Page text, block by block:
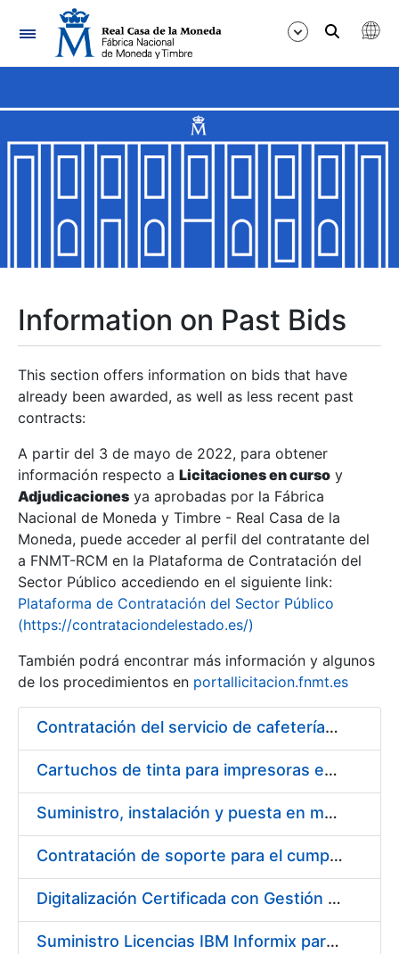
Navigation
Show/Hide
Show/Hide
Show/Hide
Show/Hide
Show/Hide
Show/Hide
Information on Past Bids
This section offers information on bids that have
already been awarded, as well as less recent past
contracts:
A partir del 3 de mayo de 2022, para obtener
información respecto a Licitaciones en curso y
Adjudicaciones ya aprobadas por la Fábrica
Nacional de Moneda y Timbre - Real Casa de la
Moneda, puede acceder al perfil del contratante del
a FNMT-RCM en la Plataforma de Contratación del
Sector Público accediendo en el siguiente link:
Plataforma de Contratación del Sector Público
(https://contrataciondelestado.es/)
También podrá encontrar más información y algunos
de los procedimientos en portallicitacion.fnmt.es
Contratación del servicio de cafetería-restaurante en la sede de la Fábrica Nacional de Moneda y Timbre - Real Casa de la Moneda
Cartuchos de tinta para impresoras epson
Suministro, instalación y puesta en marcha de los equipos y sistemas necesarios para la reforma y actualización del centro de control de seguridad de la Fábrica de papel de seguridad de Burgos
Contratación de soporte para el cumplimiento legal y normativo
Digitalización Certificada con Gestión Documental
Suministro Licencias IBM Informix para PKI